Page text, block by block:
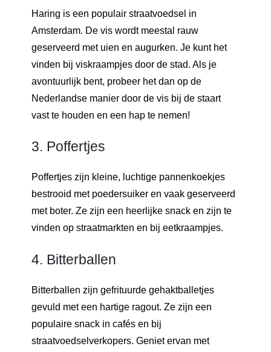
Haring is een populair straatvoedsel in
Amsterdam. De vis wordt meestal rauw
geserveerd met uien en augurken. Je kunt het
vinden bij viskraampjes door de stad. Als je
avontuurlijk bent, probeer het dan op de
Nederlandse manier door de vis bij de staart
vast te houden en een hap te nemen!
3. Poffertjes
Poffertjes zijn kleine, luchtige pannenkoekjes
bestrooid met poedersuiker en vaak geserveerd
met boter. Ze zijn een heerlijke snack en zijn te
vinden op straatmarkten en bij eetkraampjes.
4. Bitterballen
Bitterballen zijn gefrituurde gehaktballetjes
gevuld met een hartige ragout. Ze zijn een
populaire snack in cafés en bij
straatvoedselverkopers. Geniet ervan met